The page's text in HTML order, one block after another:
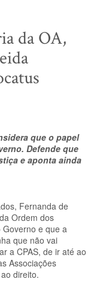
da OA,
que o papel
Defende que
e aponta ainda
Fernanda de
Ordem dos
e que a
que não vai
a CPAS, de ir até ao
Associações
direito.